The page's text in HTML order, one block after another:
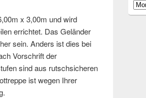
x 3,00m und wird
errichtet. Das Geländer
sein. Anders ist dies bei
Vorschrift der
sind aus rutschsicheren
ist wegen Ihrer